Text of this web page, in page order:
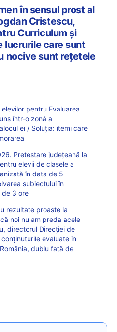
în sensul prost al
Cristescu,
Curriculum și
lucrurile care sunt
nocive sunt rețetele
pentru Evaluarea
într-o zonă a
ei / Soluția: itemi care
Pretestare județeană la
elevii de clasele a
în data de 5
subiectului în
de 3 ore
rezultate proaste la
noi nu am preda acele
directorul Direcției de
evaluate în
dublu față de